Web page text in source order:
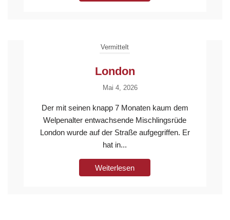
Vermittelt
London
Mai 4, 2026
Der mit seinen knapp 7 Monaten kaum dem
Welpenalter entwachsende Mischlingsrüde
London wurde auf der Straße aufgegriffen. Er
hat in...
Weiterlesen